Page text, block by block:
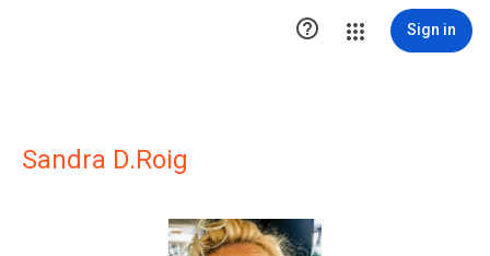
 Sign in
Sandra D.Roig